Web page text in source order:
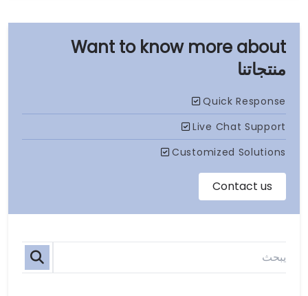
منتجاتنا